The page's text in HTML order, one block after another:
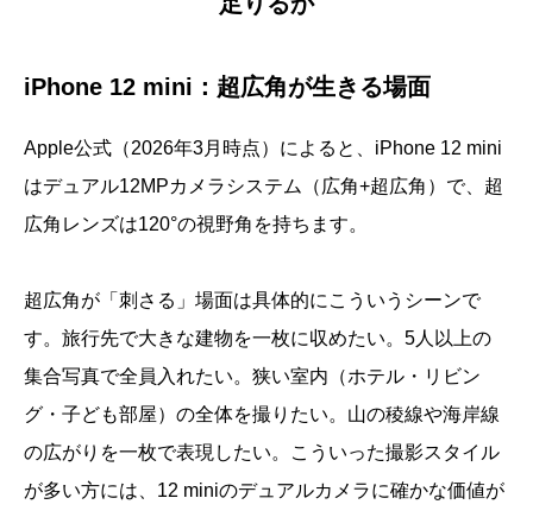
iPhone 12 mini：超広角が生きる場面
Apple公式（2026年3月時点）によると、iPhone 12 mini
はデュアル12MPカメラシステム（広角+超広角）で、超
広角レンズは120°の視野角を持ちます。
超広角が「刺さる」場面は具体的にこういうシーンで
す。旅行先で大きな建物を一枚に収めたい。5人以上の
集合写真で全員入れたい。狭い室内（ホテル・リビン
グ・子ども部屋）の全体を撮りたい。山の稜線や海岸線
の広がりを一枚で表現したい。こういった撮影スタイル
が多い方には、12 miniのデュアルカメラに確かな価値が